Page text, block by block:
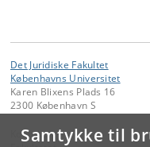
Samtykke til
Det Juridiske Fakultet
Københavns Universitet
Karen Blixens Plads 16
2300 København S
Kontakt: